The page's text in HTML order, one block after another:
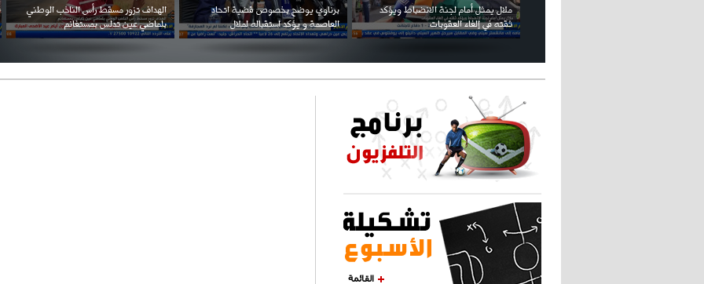
كريستيانو كاد يصاب على مستوى كتفه
بسبب سيلفي
بن زيمة ... كرم كروي قابله لإنتقام عرقي .
احتفال السفارة السعودية في الجزائر بالعيد
الوطني للمملكة
القائمة